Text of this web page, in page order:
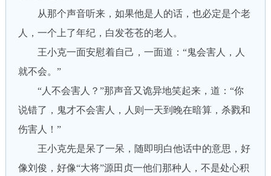
从那个声音听来，如果他是人的话，也必定是个老
人，一个上了年纪，白发苍苍的老人。
王小克一面安慰着自己，一面道：“鬼会害人，人
就不会。”
“人不会害人？”那声音又诡异地笑起来，道：“你
说错了，鬼才不会害人，人则一天到晚在暗算，杀戮和
伤害人！”
王小克先是呆了一呆，随即明白他话中的意思，好
像刘俊，好像“大将”源田贞一他们那种人，不是处心积